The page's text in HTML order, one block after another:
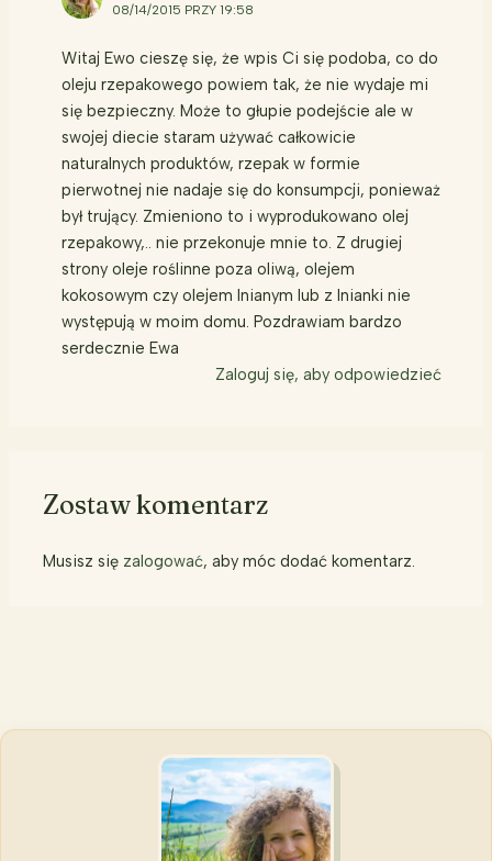
08/14/2015 PRZY 19:58
Witaj Ewo cieszę się, że wpis Ci się podoba, co do
oleju rzepakowego powiem tak, że nie wydaje mi
się bezpieczny. Może to głupie podejście ale w
swojej diecie staram używać całkowicie
naturalnych produktów, rzepak w formie
pierwotnej nie nadaje się do konsumpcji, ponieważ
był trujący. Zmieniono to i wyprodukowano olej
rzepakowy,.. nie przekonuje mnie to. Z drugiej
strony oleje roślinne poza oliwą, olejem
kokosowym czy olejem lnianym lub z lnianki nie
występują w moim domu. Pozdrawiam bardzo
serdecznie Ewa
Zaloguj się, aby odpowiedzieć
Zostaw komentarz
Musisz się zalogować, aby móc dodać komentarz.